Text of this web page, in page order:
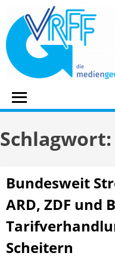
content
Schlagwort:
Bundesweit
ARD, ZDF und
Scheitern